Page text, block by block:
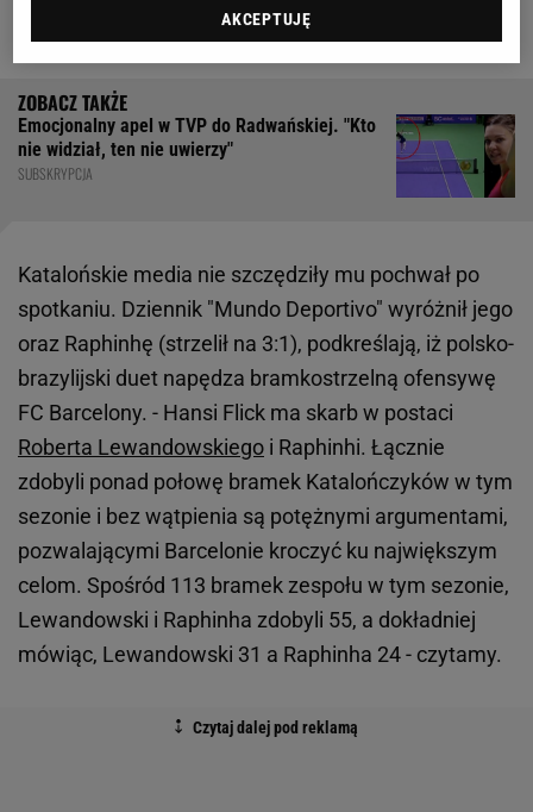
Emocjonalny apel w TVP do Radwańskiej. "Kto
nie widział, ten nie uwierzy"
SUBSKRYPCJA
Katalońskie media nie szczędziły mu pochwał po
spotkaniu. Dziennik "Mundo Deportivo" wyróżnił jego
oraz Raphinhę (strzelił na 3:1), podkreślają, iż polsko-
brazylijski duet napędza bramkostrzelną ofensywę
FC Barcelony. - Hansi Flick ma skarb w postaci
Roberta Lewandowskiego i Raphinhi. Łącznie
zdobyli ponad połowę bramek Katalończyków w tym
sezonie i bez wątpienia są potężnymi argumentami,
pozwalającymi Barcelonie kroczyć ku największym
celom. Spośród 113 bramek zespołu w tym sezonie,
Lewandowski i Raphinha zdobyli 55, a dokładniej
mówiąc, Lewandowski 31 a Raphinha 24 - czytamy.
AKCEPTUJĘ